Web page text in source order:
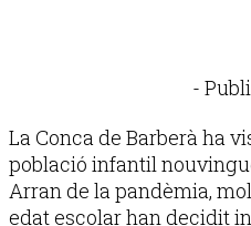
-
La Conca de Barberà ha
població infantil
Arran de la pandèmia,
edat escolar han decidit